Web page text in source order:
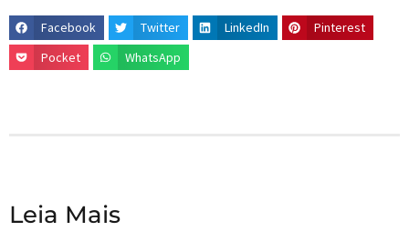
Facebook Twitter LinkedIn
Pinterest
Pocket
WhatsApp
Leia Mais